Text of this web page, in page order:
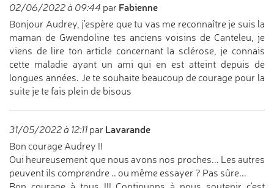
02/06/2022 à 09:44 par Fabienne
Bonjour Audrey, j'espère que tu vas me reconnaître je suis la
maman de Gwendoline tes anciens voisins de Canteleu, je
viens de lire ton article concernant la sclérose, je connais
cette maladie ayant un ami qui en est atteint depuis de
longues années. Je te souhaite beaucoup de courage pour la
suite je te fais plein de bisous
31/05/2022 à 12:11 par Lavarande
Bon courage Audrey !!
Oui heureusement que nous avons nos proches... Les autres
peuvent ils comprendre .. ou même essayer ? Pas sûre...